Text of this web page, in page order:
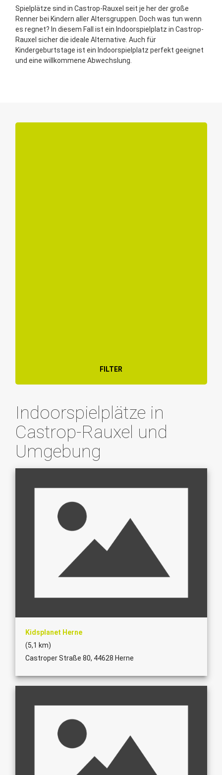
Spielplätze sind in Castrop-Rauxel seit je her der große
Renner bei Kindern aller Altersgruppen. Doch was tun wenn
es regnet? In diesem Fall ist ein Indoorspielplatz in Castrop-
Rauxel sicher die ideale Alternative. Auch für
Kindergeburtstage ist ein Indoorspielplatz perfekt geeignet
und eine willkommene Abwechslung.
FILTER
Indoorspielplätze in
Castrop-Rauxel und
Umgebung
Kidsplanet Herne
(5,1 km)
Castroper Straße 80, 44628 Herne